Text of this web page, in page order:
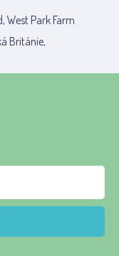
West Park Farm
Británie,